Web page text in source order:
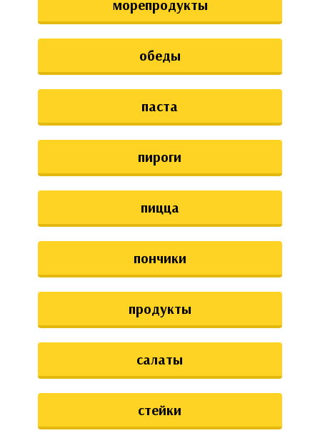
морепродукты
обеды
паста
пироги
пицца
пончики
продукты
салаты
стейки